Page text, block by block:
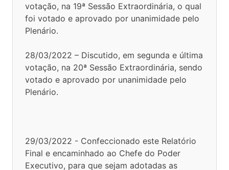
votação, na 19ª Sessão Extraordinária, o qual
foi votado e aprovado por unanimidade pelo
Plenário.
28/03/2022 – Discutido, em segunda e última
votação, na 20ª Sessão Extraordinária, sendo
votado e aprovado por unanimidade pelo
Plenário.
29/03/2022 - Confeccionado este Relatório
Final e encaminhado ao Chefe do Poder
Executivo, para que sejam adotadas as